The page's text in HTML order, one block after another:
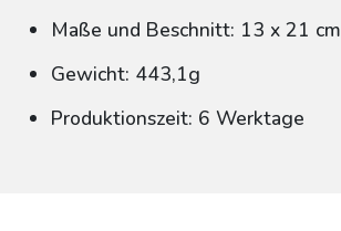
Maße und Beschnitt: 13 x 21 cm
Gewicht: 443,1g
Produktionszeit: 6 Werktage